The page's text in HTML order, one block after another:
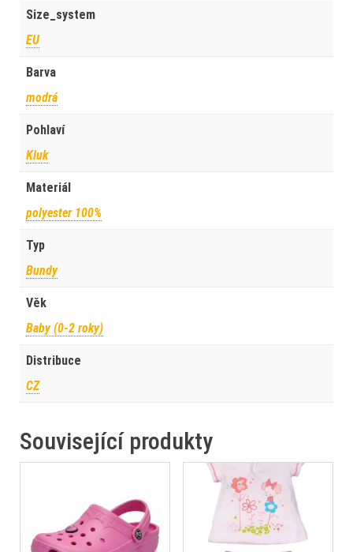
Size_system
EU
Barva
modrá
Pohlaví
Kluk
Materiál
polyester 100%
Typ
Bundy
Věk
Baby (0-2 roky)
Distribuce
CZ
Související produkty